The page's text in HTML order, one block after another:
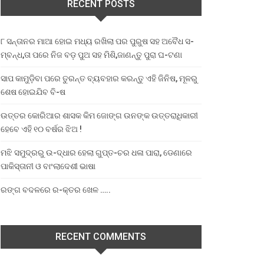
RECENT POSTS
୮ ସନ୍ତାନର ମାଆ ହୋଇ ମଧ୍ୟ ରଖିଲା ପର ପୁରୁଷ ସହ ଅବୈଧ ସ-
ମ୍ବନ୍ଧ,ତା ପରେ ନିଜ ବଡ଼ ପୁଅ ସହ ମିଶି,ଜାଣନ୍ତୁ ପୁରା ଘ-ଟଣା
ସାପ କାମୁଡ଼ିବା ପରେ ତୁରନ୍ତ ବ୍ୟବହାର କରନ୍ତୁ ଏହି ଜିନିଷ, ମୂଳରୁ
ଶେଷ ହୋଇଯିବ ବି-ଷ
ଉତ୍ତର କୋରିଆର ଶାସକ କିମ ଜୋଙ୍ଗ ଉନଙ୍କ ଉତ୍ତରାଧିକାରୀ
ହେବେ ଏହି ୧୦ ବର୍ଷର ଝିଅ !
ମଝି ସମୁଦ୍ରରୁ ଉ-ଦ୍ଧାର ହେଲା ଗୁପ୍ତ-ଚର ଧଳା ପାରା, ଡେଣାରେ
ପାକିସ୍ତାନୀ ଓ ବାଂଲାଦେଶୀ ଭାଷା
ରଙ୍ଗ ବଦଳରେ ର-କ୍ତର ଖେଳ …..
RECENT COMMENTS